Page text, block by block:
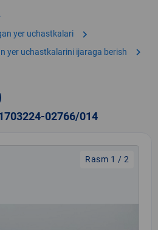
yer uchastkalari chevron_right
yer uchastkalarini ijaraga berish chevron_right
02766/014
Rasm 1 / 2